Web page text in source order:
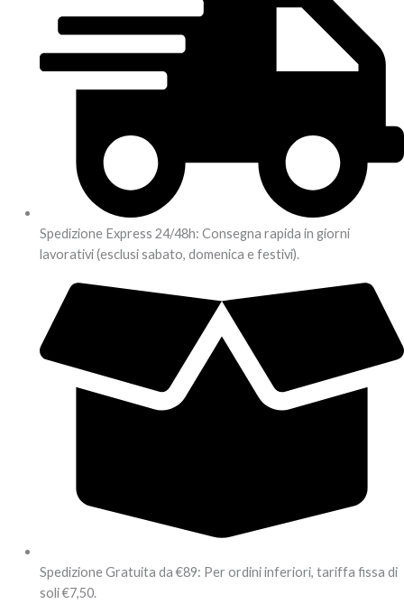
Spedizione Express 24/48h: Consegna rapida in giorni
lavorativi (esclusi sabato, domenica e festivi).
Spedizione Gratuita da €89: Per ordini inferiori, tariffa fissa di
soli €7,50.